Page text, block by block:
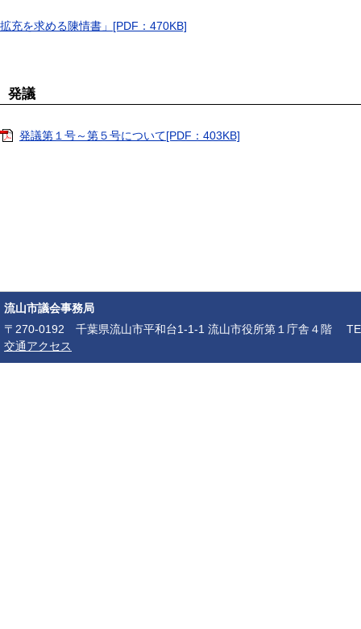
拡充を求める陳情書」[PDF：470KB]
発議
発議第１号～第５号について[PDF：403KB]
流山市議会事務局
〒270-0192 千葉県流山市平和台1-1-1 流山市役所第１庁舎４階
交通アクセス